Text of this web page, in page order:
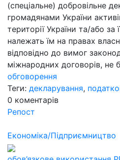
(спеціальне) добровільне
громадянами України
території України та/або за
належать їм на правах
відповідно до вимог
міжнародних договорів, не
обговорення
Теги: декларування,
0 коментарів
Репост
Економіка/Підприємництво